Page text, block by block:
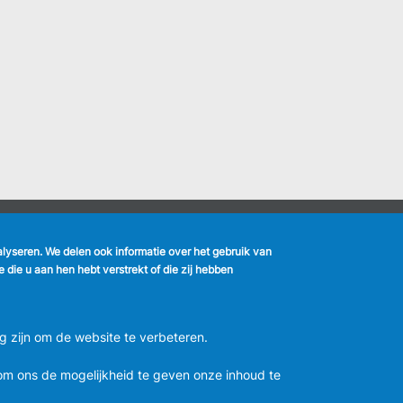
Wettelijke bepalingen
moderatie van de sociale
We delen ook informatie over het gebruik van
die u aan hen hebt verstrekt of die zij hebben
zijn om de website te verbeteren.
ons de mogelijkheid te geven onze inhoud te